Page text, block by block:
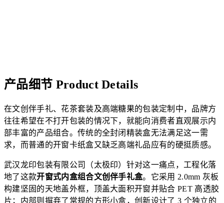
产品细节 Product Details
在文创伴手礼、花茶套装及高端糖果的包装定制中，品牌方
往往希望在不打开包装的情况下，就能向消费者直观展示内
部丰富的产品组合。传统的全封闭精装盒无法满足这一需
求，而普通的开窗卡纸盒又缺乏高端礼品应有的硬挺质感。
武汉龙印包装有限公司（太极印）针对这一痛点，工程化落
地了这款开窗式内盒组合文创伴手礼盒。它采用 2.0mm 灰板
构建坚固的天地盖外框，顶盖大面积开窗并贴合 PET 高透胶
片；内部则摒弃了常规的方形小盒，创新设计了 3 个独立的